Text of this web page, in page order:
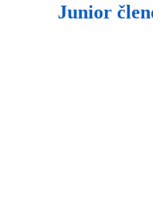
Junior